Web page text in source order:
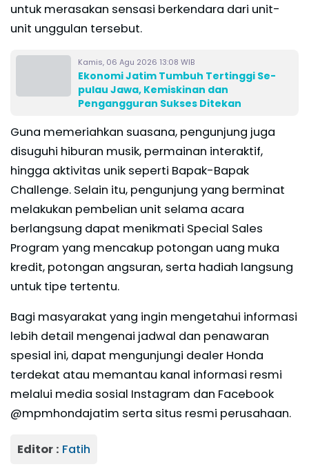
untuk merasakan sensasi berkendara dari unit-
unit unggulan tersebut.
Kamis, 06 Agu 2026 13:08 WIB
Ekonomi Jatim Tumbuh Tertinggi Se-
pulau Jawa, Kemiskinan dan
Pengangguran Sukses Ditekan
Guna memeriahkan suasana, pengunjung juga
disuguhi hiburan musik, permainan interaktif,
hingga aktivitas unik seperti Bapak-Bapak
Challenge. Selain itu, pengunjung yang berminat
melakukan pembelian unit selama acara
berlangsung dapat menikmati Special Sales
Program yang mencakup potongan uang muka
kredit, potongan angsuran, serta hadiah langsung
untuk tipe tertentu.
Bagi masyarakat yang ingin mengetahui informasi
lebih detail mengenai jadwal dan penawaran
spesial ini, dapat mengunjungi dealer Honda
terdekat atau memantau kanal informasi resmi
melalui media sosial Instagram dan Facebook
@mpmhondajatim serta situs resmi perusahaan.
Editor : Fatih